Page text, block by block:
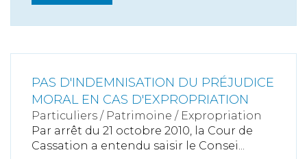
PAS D'INDEMNISATION DU PRÉJUDICE
MORAL EN CAS D'EXPROPRIATION
Particuliers / Patrimoine / Expropriation
Par arrêt du 21 octobre 2010, la Cour de
Cassation a entendu saisir le Consei...